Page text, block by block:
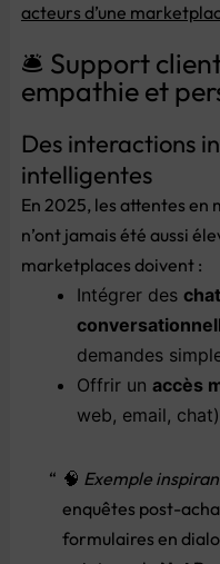
acteurs d’une
🛎️ Support
empathieet
Des interactions
intelligentes
En 2025, les attentes en
n’ont jamais été aussi
marketplaces doivent :
Intégrer des
demandes
Offrir un accès
web, email, chat)
🧠 Exemple
enquêtes post-
formulairesen